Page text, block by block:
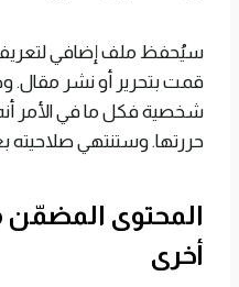
سيُحفظ ملف إضافي
قمت بتحرير أو نشر مقال.
شخصية فكل ما في الأمر
حررتها. وستنتهي صلاحيته
المحتوى
أخرى